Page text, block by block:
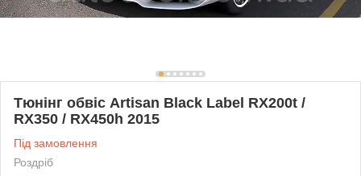
Тюнінг обвіс Artisan Black Label RX200t /
RX350 / RX450h 2015
Під замовлення
Роздріб